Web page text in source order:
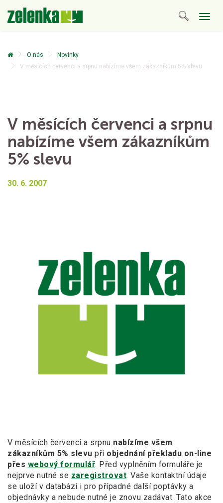
O nás
Novinky
V měsících červenci a srpnu nabízíme všem zákazníkům 5% slevu
V měsících červenci a srpnu
nabízíme všem zákazníkům
5% slevu
30. 6. 2007
V měsících červenci a srpnu nabízíme všem
zákazníkům 5% slevu při objednání překladu on-line
přes webový formulář. Před vyplněním formuláře je
nejprve nutné se zaregistrovat. Vaše kontaktní údaje
se uloží v databázi i pro případné další poptávky a
objednávky a nebude nutné je znovu zadávat. Tato akce